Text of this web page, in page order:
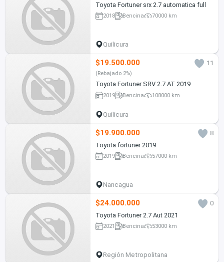
Toyota Fortuner srx 2.7 automatica full
2018 Bencina 70000 km
Quilicura
$19.500.000 11
(Rebajado 2%)
Toyota Fortuner SRV 2.7 AT 2019
2019 Bencina 108000 km
Quilicura
$19.900.000
8
Toyota fortuner 2019
2019 Bencina 57000 km
Nancagua
$24.000.000
0
Toyota Fortuner 2.7 Aut 2021
2021 Bencina 53000 km
Región Metropolitana